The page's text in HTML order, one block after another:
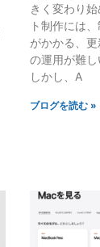
きく変わり
ト制作には
がかかる、
の運用が難し
しかし、A
ブログを読む »